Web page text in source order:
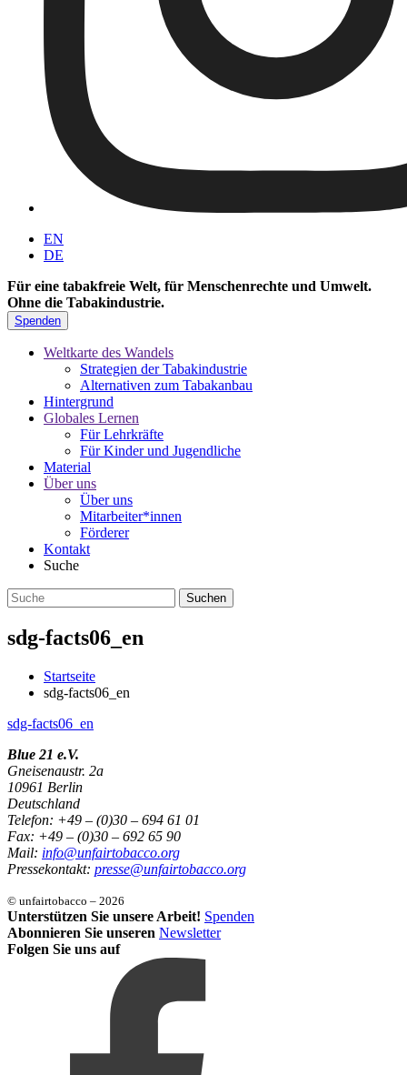
EN
DE
Für eine tabakfreie Welt, für Menschenrechte und Umwelt.
Ohne die Tabakindustrie.
Spenden
Weltkarte des Wandels
Strategien der Tabakindustrie
Alternativen zum Tabakanbau
Hintergrund
Globales Lernen
Für Lehrkräfte
Für Kinder und Jugendliche
Material
Über uns
Über uns
Mitarbeiter*innen
Förderer
Kontakt
Suche
sdg-facts06_en
Startseite
sdg-facts06_en
sdg-facts06_en
Blue 21 e.V.
Gneisenaustr. 2a
10961 Berlin
Deutschland
Telefon: +49 – (0)30 – 694 61 01
Fax: +49 – (0)30 – 692 65 90
Mail: info@unfairtobacco.org
Pressekontakt: presse@unfairtobacco.org
© unfairtobacco – 2026
Unterstützen Sie unsere Arbeit! Spenden
Abonnieren Sie unseren Newsletter
Folgen Sie uns auf